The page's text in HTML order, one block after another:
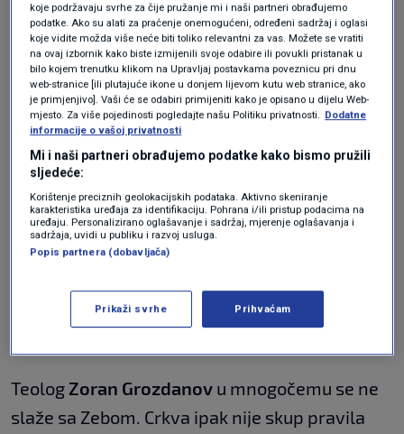
"Ako one ne vjeruju, a izgleda da ne vjeruju, šta
je njima krstiti dijete. To samo da provociraju.
Kako će dvije osobe koje su, zna se, roditelji tko
su i šta su, mislim dvije iste osobe, smatram da
je u pravu. Ja sam siguran da će se naći
razuman svećenik koji će ih krstit jer po meni
nema nikakve veze, ako se neko voli voziti na
neke dogmatske stare priče od prije tisuću
godina...", rekao je stanovnik Rijeke.
"Moja je savjest potpuno čista i mislim da je to
po meni jedino ispravno", rekao je Zeba.
Teolog Zoran Grozdanov u mnogočemu se ne
slaže sa Zebom. Crkva ipak nije skup pravila
koje podržavaju svrhe za čije pružanje mi i naši partneri obrađujemo
podatke. Ako su alati za praćenje onemogućeni, određeni sadržaj i oglasi
koje vidite možda više neće biti toliko relevantni za vas. Možete se vratiti
na ovaj izbornik kako biste izmijenili svoje odabire ili povukli pristanak u
bilo kojem trenutku klikom na Upravljaj postavkama poveznicu pri dnu
web-stranice [ili plutajuće ikone u donjem lijevom kutu web stranice, ako
je primjenjivo]. Vaši će se odabiri primijeniti kako je opisano u dijelu Web-
mjesto. Za više pojedinosti pogledajte našu Politiku privatnosti. Dodatne
informacije o vašoj privatnosti
Mi i naši partneri obrađujemo podatke kako bismo pružili
sljedeće:
Korištenje preciznih geolokacijskih podataka. Aktivno skeniranje
karakteristika uređaja za identifikaciju. Pohrana i/ili pristup podacima na
uređaju. Personalizirano oglašavanje i sadržaj, mjerenje oglašavanja i
sadržaja, uvidi u publiku i razvoj usluga.
Popis partnera (dobavljača)
Prikaži svrhe Prihvaćam